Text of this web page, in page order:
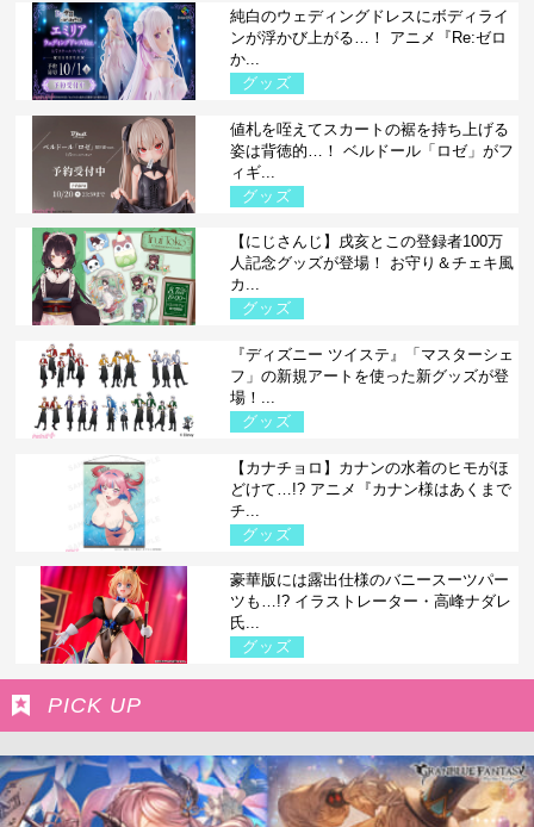
純白のウェディングドレスにボディライ
ンが浮かび上がる…！ アニメ『Re:ゼロ
か...
グッズ
値札を咥えてスカートの裾を持ち上げる
姿は背徳的…！ ベルドール「ロゼ」がフ
ィギ...
グッズ
【にじさんじ】戌亥とこの登録者100万
人記念グッズが登場！ お守り＆チェキ風
カ...
グッズ
『ディズニー ツイステ』「マスターシェ
フ」の新規アートを使った新グッズが登
場！...
グッズ
【カナチョロ】カナンの水着のヒモがほ
どけて…!? アニメ『カナン様はあくまで
チ...
グッズ
豪華版には露出仕様のバニースーツパー
ツも…!? イラストレーター・高峰ナダレ
氏...
グッズ
PICK UP